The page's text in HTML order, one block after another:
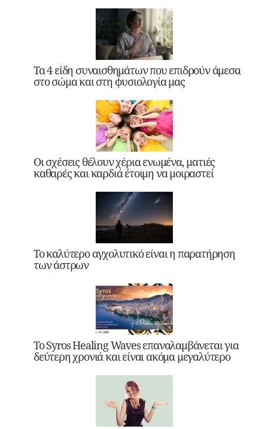
Τα 4 είδη συναισθημάτων που επιδρούν άμεσα
στο σώμα και στη φυσιολογία μας
Οι σχέσεις θέλουν χέρια ενωμένα, ματιές
καθαρές και καρδιά έτοιμη να μοιραστεί
Το καλύτερο αγχολυτικό είναι η παρατήρηση
των άστρων
Το Syros Healing Waves επαναλαμβάνεται για
δεύτερη χρονιά και είναι ακόμα μεγαλύτερο